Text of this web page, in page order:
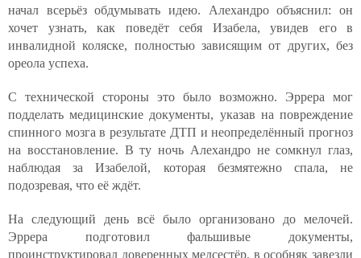
начал всерьёз обдумывать идею. Алехандро объяснил: он
хочет узнать, как поведёт себя Изабела, увидев его в
инвалидной коляске, полностью зависящим от других, без
ореола успеха.
С технической стороны это было возможно. Эррера мог
подделать медицинские документы, указав на повреждение
спинного мозга в результате ДТП и неопределённый прогноз
на восстановление. В ту ночь Алехандро не сомкнул глаз,
наблюдая за Изабелой, которая безмятежно спала, не
подозревая, что её ждёт.
На следующий день всё было организовано до мелочей.
Эррера подготовил фальшивые документы,
проинструктировал доверенных медсестёр, в особняк завезли